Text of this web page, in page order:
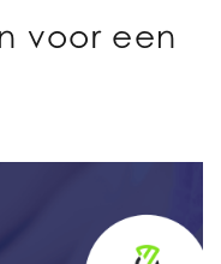
voor een